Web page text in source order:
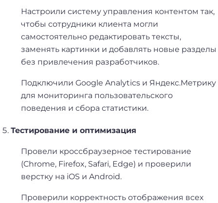
Настроили систему управления контентом так,
чтобы сотрудники клиента могли
самостоятельно редактировать тексты,
заменять картинки и добавлять новые разделы
без привлечения разработчиков.
Подключили Google Analytics и Яндекс.Метрику
для мониторинга пользовательского
поведения и сбора статистики.
Тестирование и оптимизация
Провели кроссбраузерное тестирование
(Chrome, Firefox, Safari, Edge) и проверили
верстку на iOS и Android.
Проверили корректность отображения всех